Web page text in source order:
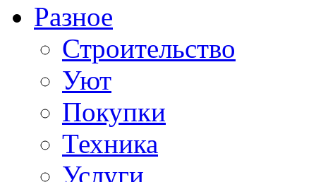
Разное
Строительство
Уют
Покупки
Техника
Услуги